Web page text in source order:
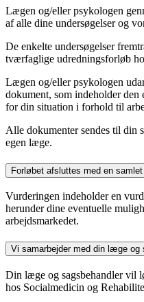
Lægen og/eller psykologen
af alle dine undersøgelser og
De enkelte undersøgelser
tværfaglige udredningsforløb
Lægen og/eller psykologen
dokument, som indeholder
for din situation i forhold til
Alle dokumenter sendes til din
egen læge.
Forløbet afsluttes med en
Vurderingen indeholder en
herunder dine eventuelle
arbejdsmarkedet.
Vi samarbejder med din læge og
Din læge og sagsbehandler vil
hos Socialmedicin og